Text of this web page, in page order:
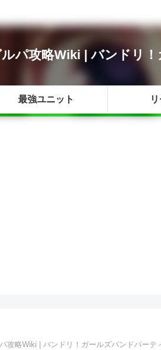
パ攻略Wiki | バンドリ
最強ユニット
攻略Wiki | バンドリ！ガールズバンドパーテ